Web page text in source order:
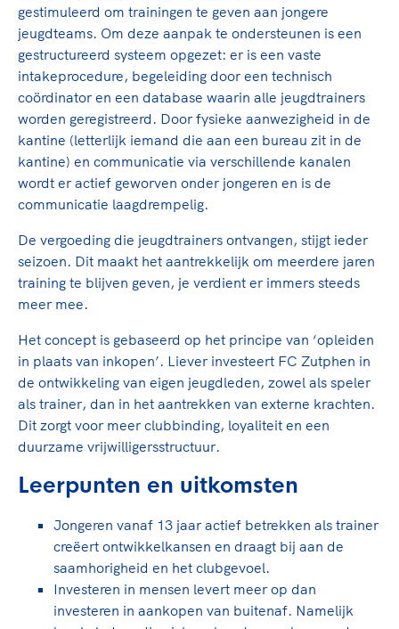
gestimuleerd om trainingen te geven aan jongere
jeugdteams. Om deze aanpak te ondersteunen is een
gestructureerd systeem opgezet: er is een vaste
intakeprocedure, begeleiding door een technisch
coördinator en een database waarin alle jeugdtrainers
worden geregistreerd. Door fysieke aanwezigheid in de
kantine (letterlijk iemand die aan een bureau zit in de
kantine) en communicatie via verschillende kanalen
wordt er actief geworven onder jongeren en is de
communicatie laagdrempelig.
De vergoeding die jeugdtrainers ontvangen, stijgt ieder
seizoen. Dit maakt het aantrekkelijk om meerdere jaren
training te blijven geven, je verdient er immers steeds
meer mee.
Het concept is gebaseerd op het principe van ‘opleiden
in plaats van inkopen’. Liever investeert FC Zutphen in
de ontwikkeling van eigen jeugdleden, zowel als speler
als trainer, dan in het aantrekken van externe krachten.
Dit zorgt voor meer clubbinding, loyaliteit en een
duurzame vrijwilligersstructuur.
Leerpunten en uitkomsten
Jongeren vanaf 13 jaar actief betrekken als trainer
creëert ontwikkelkansen en draagt bij aan de
saamhorigheid en het clubgevoel.
Investeren in mensen levert meer op dan
investeren in aankopen van buitenaf. Namelijk